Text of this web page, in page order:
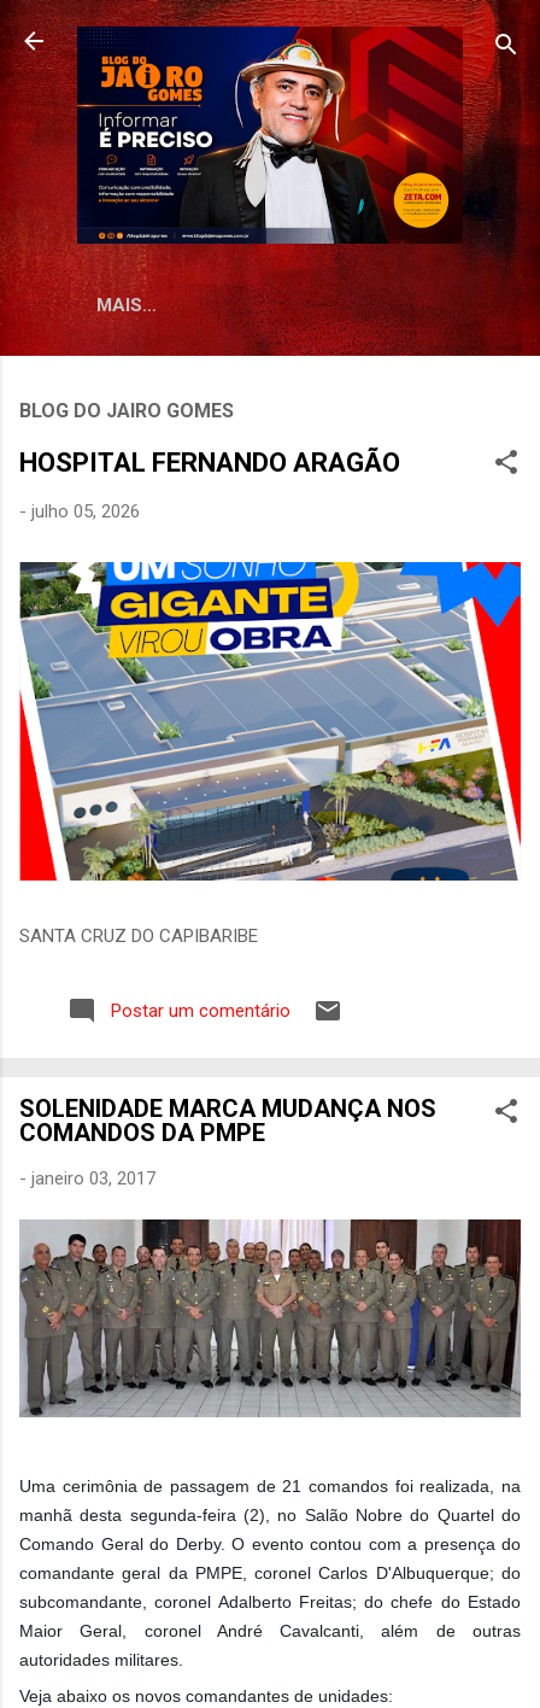
Pular para o conteúdo principal
MAIS…
BLOG DO JAIRO GOMES
HOSPITAL FERNANDO ARAGÃO
- julho 05, 2026
SANTA CRUZ DO CAPIBARIBE
Postar um comentário
SOLENIDADE MARCA MUDANÇA NOS
COMANDOS DA PMPE
- janeiro 03, 2017
Uma cerimônia de passagem de 21 comandos foi realizada, na
manhã desta segunda-feira (2), no Salão Nobre do Quartel do
Comando Geral do Derby. O evento contou com a presença do
comandante geral da PMPE, coronel Carlos D'Albuquerque; do
subcomandante, coronel Adalberto Freitas; do chefe do Estado
Maior Geral, coronel André Cavalcanti, além de outras
autoridades militares.
Veja abaixo os novos comandantes de unidades: